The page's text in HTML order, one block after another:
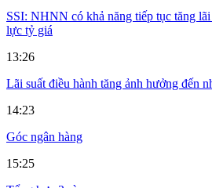
SSI: NHNN có khả năng tiếp tục tăng
lực tỷ giá
13:26
Lãi suất điều hành tăng ảnh hưởng đến
14:23
Góc ngân hàng
15:25